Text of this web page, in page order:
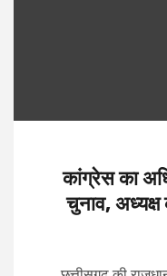
कांग्रेस का
चुनाव, अध्यक्ष